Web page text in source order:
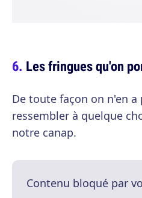
Les fringues qu'on
De toute façon on n'en
ressembler à quelque
notre canap.
Contenu bloqué par